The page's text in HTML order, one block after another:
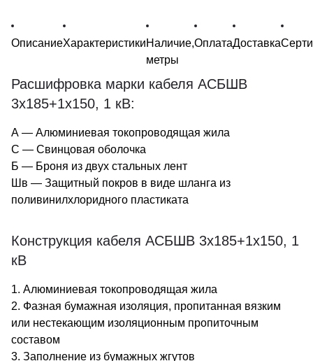
ОписаниеХарактеристикиНаличие,
метры
ОплатаДоставка
Расшифровка марки кабеля АСБШВ
3х185+1х150, 1 кВ:
А — Алюминиевая токопроводящая жила
С — Свинцовая оболочка
Б — Броня из двух стальных лент
Шв — Защитный покров в виде шланга из
поливинилхлоридного пластиката
Конструкция кабеля АСБШВ 3х185+1х150, 1
кВ
1. Алюминиевая токопроводящая жила
2. Фазная бумажная изоляция, пропитанная вязким
или нестекающим изоляционным пропиточным
составом
3. Заполнение из бумажных жгутов